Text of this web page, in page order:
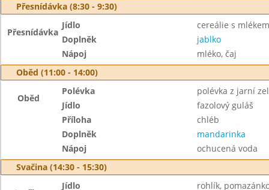
Přesnídávka (8:30 - 9:30)
Přesnídávka
Jídlo
cereálie s mlékem
Doplněk
jablko
Nápoj
mléko, čaj
Oběd (11:00 - 14:00)
Oběd
Polévka
polévka z jarní
Jídlo
fazolový guláš
Příloha
chléb
Doplněk
mandarinka
Nápoj
ochucená voda
Svačina (14:30 - 15:30)
Jídlo
rohlík,